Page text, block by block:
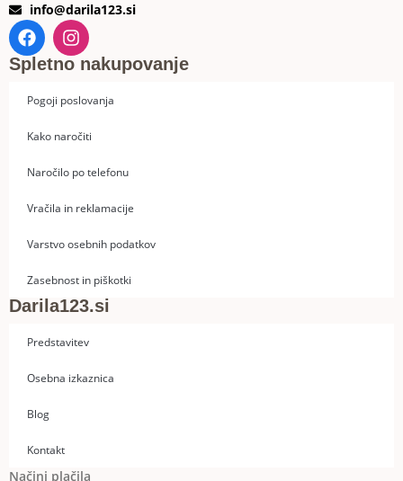
info@darila123.si
Spletno nakupovanje
Pogoji poslovanja
Kako naročiti
Naročilo po telefonu
Vračila in reklamacije
Varstvo osebnih podatkov
Zasebnost in piškotki
Darila123.si
Predstavitev
Osebna izkaznica
Blog
Kontakt
Načini plačila